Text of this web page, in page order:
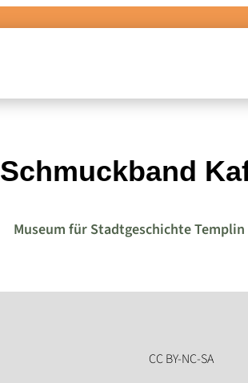
Schmuckband
Museum für Stadtgeschichte